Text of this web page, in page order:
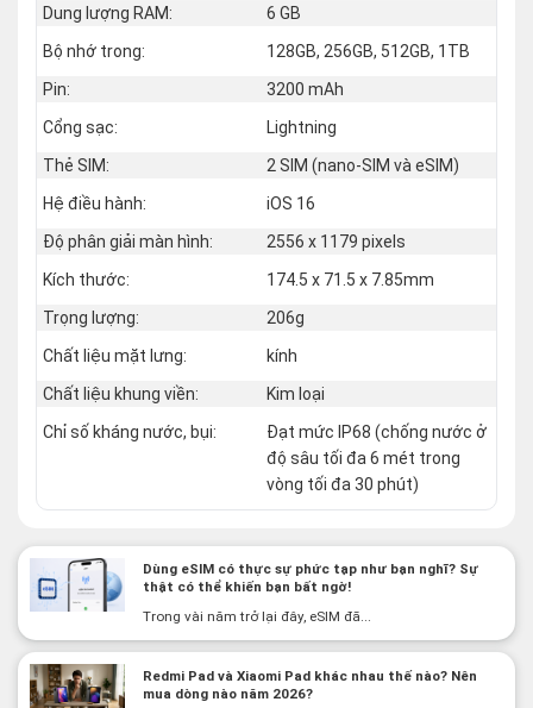
Dung lượng RAM:
6 GB
Bộ nhớ trong:
128GB, 256GB, 512GB, 1TB
Pin:
3200 mAh
Cổng sạc:
Lightning
Thẻ SIM:
2 SIM (nano‑SIM và eSIM)
Hệ điều hành:
iOS 16
Độ phân giải màn hình:
2556 x 1179 pixels
Kích thước:
174.5 x 71.5 x 7.85mm
Trọng lượng:
206g
Chất liệu mặt lưng:
kính
Chất liệu khung viền:
Kim loại
Chỉ số kháng nước, bụi:
Đạt mức IP68 (chống nước ở
độ sâu tối đa 6 mét trong
vòng tối đa 30 phút)
Dùng eSIM có thực sự phức tạp như bạn nghĩ? Sự
thật có thể khiến bạn bất ngờ!
Trong vài năm trở lại đây, eSIM đã...
Redmi Pad và Xiaomi Pad khác nhau thế nào? Nên
mua dòng nào năm 2026?